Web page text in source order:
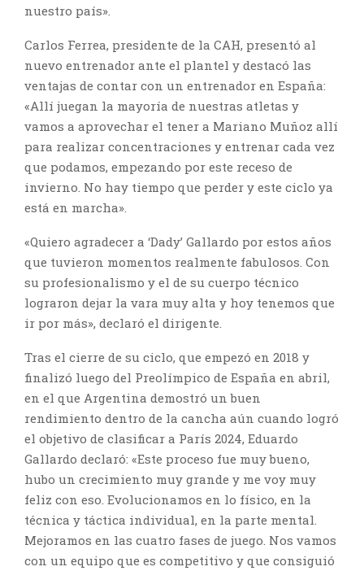
nuestro país».
Carlos Ferrea, presidente de la CAH, presentó al
nuevo entrenador ante el plantel y destacó las
ventajas de contar con un entrenador en España:
«Allí juegan la mayoría de nuestras atletas y
vamos a aprovechar el tener a Mariano Muñoz allí
para realizar concentraciones y entrenar cada vez
que podamos, empezando por este receso de
invierno. No hay tiempo que perder y este ciclo ya
está en marcha».
«Quiero agradecer a ‘Dady’ Gallardo por estos años
que tuvieron momentos realmente fabulosos. Con
su profesionalismo y el de su cuerpo técnico
lograron dejar la vara muy alta y hoy tenemos que
ir por más», declaró el dirigente.
Tras el cierre de su ciclo, que empezó en 2018 y
finalizó luego del Preolímpico de España en abril,
en el que Argentina demostró un buen
rendimiento dentro de la cancha aún cuando logró
el objetivo de clasificar a París 2024, Eduardo
Gallardo declaró: «Este proceso fue muy bueno,
hubo un crecimiento muy grande y me voy muy
feliz con eso. Evolucionamos en lo físico, en la
técnica y táctica individual, en la parte mental.
Mejoramos en las cuatro fases de juego. Nos vamos
con un equipo que es competitivo y que consiguió